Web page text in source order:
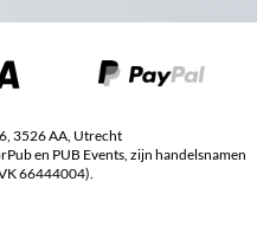
3526 AA, Utrecht
en PUB Events, zijn handelsnamen
66444004).